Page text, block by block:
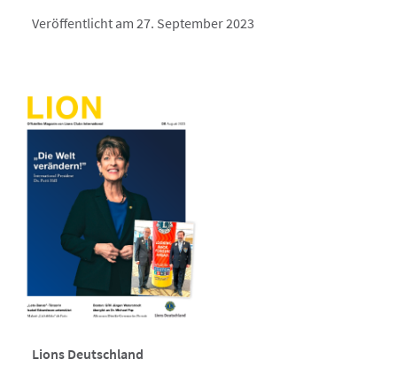
Veröffentlicht am 27. September 2023
Lions Deutschland